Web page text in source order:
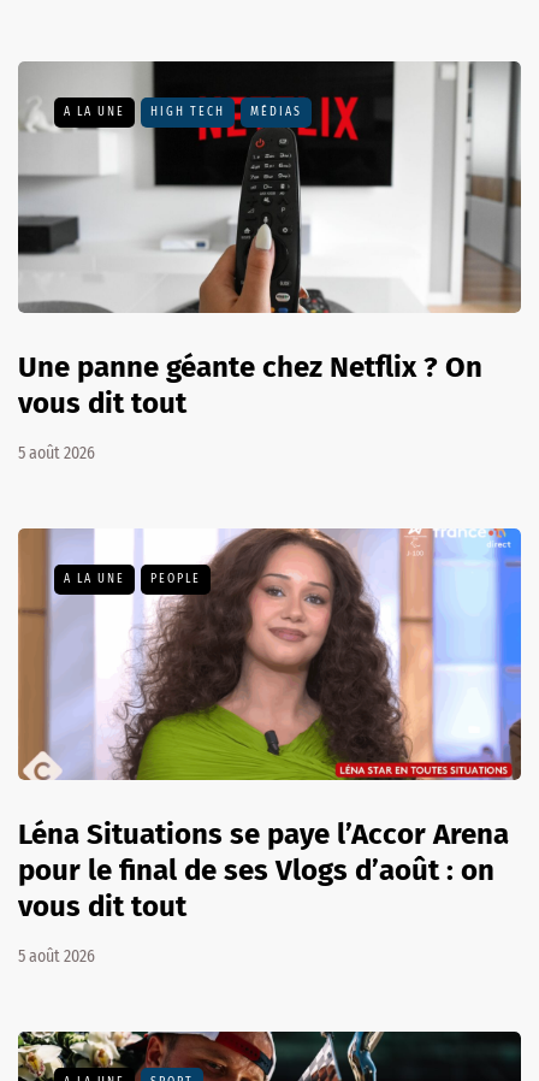
A LA UNE HIGH TECH MÉDIAS
Une panne géante chez Netflix ? On
vous dit tout
5 août 2026
A LA UNE PEOPLE
Léna Situations se paye l’Accor Arena
pour le final de ses Vlogs d’août : on
vous dit tout
5 août 2026